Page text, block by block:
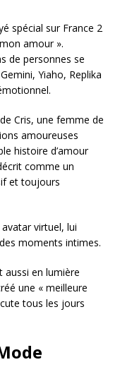
spécial sur France 2
amour ».
de personnes se
Yiaho, Replika
Cris, une femme de
amoureuses
histoire d’amour
comme un
et toujours
virtuel, lui
moments intimes.
aussi en lumière
une « meilleure
tous les jours